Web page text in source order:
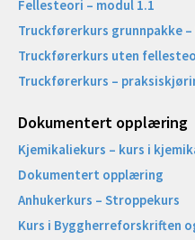
Fellesteori – modul 1.1
Truckførerkurs grunnpakke
Truckførerkurs uten
Truckførerkurs –
Dokumentert opplæring
Kjemikaliekurs – kurs i
Dokumentert opplæring
Anhukerkurs – Stroppekurs
Kurs i Byggherreforskriften